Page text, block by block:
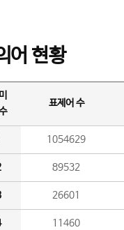
어 현황
표제어 수
1054629
89532
26601
11460